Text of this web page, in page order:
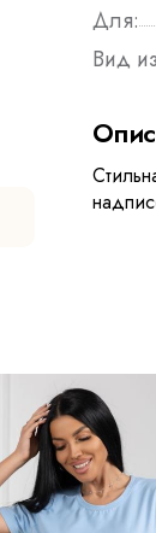
Для:
Вид